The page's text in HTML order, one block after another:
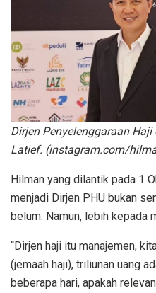
Dirjen Penyelenggaraan
Latief. (instagram.com/
Hilman yang dilantik pada 1
menjadi Dirjen PHU bukan
belum. Namun, lebih kepada
“Dirjen haji itu manajemen,
(jemaah haji), triliunan uang
beberapa hari, apakah